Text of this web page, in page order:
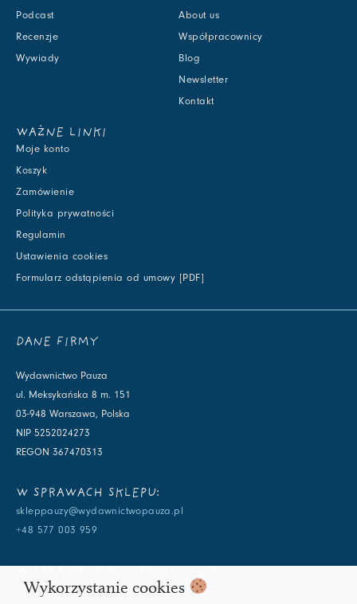
Podcast
Recenzje
Wywiady
About us
Współpracownicy
Blog
Newsletter
Kontakt
WAŻNE LINKI
Moje konto
Koszyk
Zamówienie
Polityka prywatności
Regulamin
Ustawienia cookies
Formularz odstąpienia od umowy [PDF]
DANE FIRMY
Wydawnictwo Pauza
ul. Meksykańska 8 m. 151
03-948 Warszawa, Polska
NIP 5252024273
REGON 367470313
W SPRAWACH SKLEPU:
skleppauzy@wydawnictwopauza.pl
+48 577 003 959
info@wydawnictwopauza.pl
Wykorzystanie cookies